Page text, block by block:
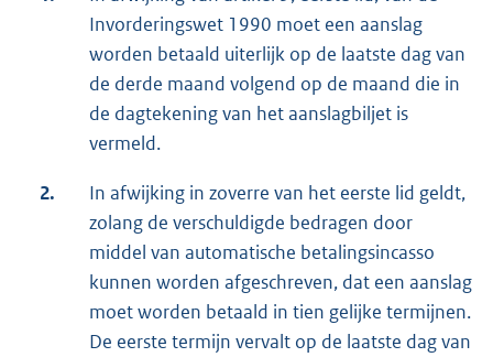
Invorderingswet 1990 moet een aanslag
worden betaald uiterlijk op de laatste dag van
de derde maand volgend op de maand die in
de dagtekening van het aanslagbiljet is
vermeld.
2.
In afwijking in zoverre van het eerste lid geldt,
zolang de verschuldigde bedragen door
middel van automatische betalingsincasso
kunnen worden afgeschreven, dat een aanslag
moet worden betaald in tien gelijke termijnen.
De eerste termijn vervalt op de laatste dag van